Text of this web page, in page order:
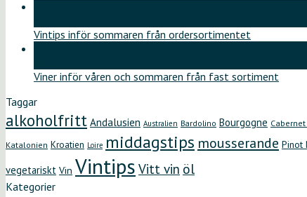
Vintips inför sommaren från ordersortimentet
Viner inför våren och sommaren från fast sortiment
Taggar
alkoholfritt Andalusien Australien Bardolino Bourgogne
Katalonien Kroatien Loire middagstips mousserande Pinot
vegetariskt Vin Vintips Vitt vin öl
Kategorier